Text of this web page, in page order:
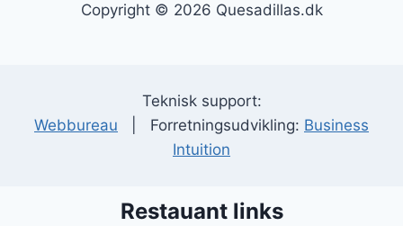
Copyright © 2026 Quesadillas.dk
Teknisk support:
Webbureau | Forretningsudvikling: Business
Intuition
Restauant links